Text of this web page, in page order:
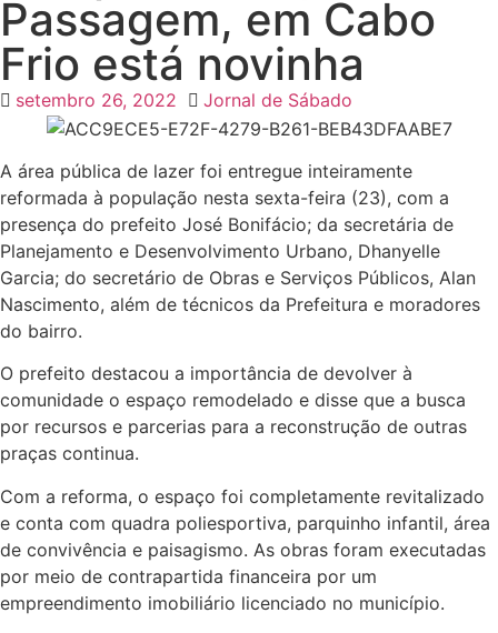
Passagem, em Cabo
Frio está novinha
setembro 26, 2022 Jornal de Sábado
A área pública de lazer foi entregue inteiramente
reformada à população nesta sexta-feira (23), com a
presença do prefeito José Bonifácio; da secretária de
Planejamento e Desenvolvimento Urbano, Dhanyelle
Garcia; do secretário de Obras e Serviços Públicos, Alan
Nascimento, além de técnicos da Prefeitura e moradores
do bairro.
O prefeito destacou a importância de devolver à
comunidade o espaço remodelado e disse que a busca
por recursos e parcerias para a reconstrução de outras
praças continua.
Com a reforma, o espaço foi completamente revitalizado
e conta com quadra poliesportiva, parquinho infantil, área
de convivência e paisagismo. As obras foram executadas
por meio de contrapartida financeira por um
empreendimento imobiliário licenciado no município.